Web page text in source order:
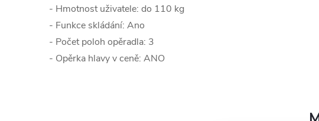
- Hmotnost uživatele: do 110 kg
- Funkce skládání: Ano
- Počet poloh opěradla: 3
- Opěrka hlavy v ceně: ANO